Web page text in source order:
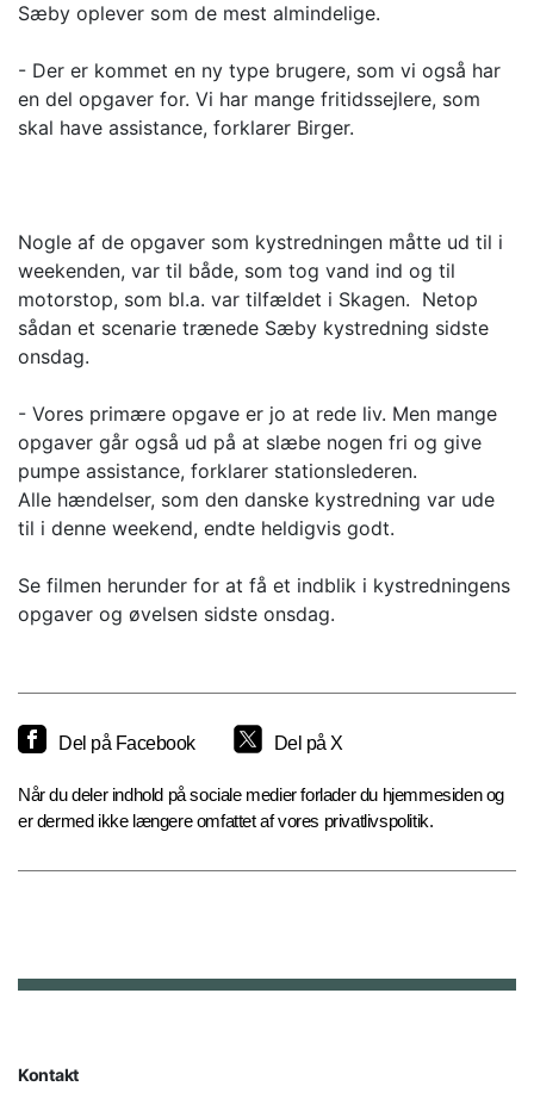
Sæby oplever som de mest almindelige.
- Der er kommet en ny type brugere, som vi også har
en del opgaver for. Vi har mange fritidssejlere, som
skal have assistance, forklarer Birger.
Nogle af de opgaver som kystredningen måtte ud til i
weekenden, var til både, som tog vand ind og til
motorstop, som bl.a. var tilfældet i Skagen. Netop
sådan et scenarie trænede Sæby kystredning sidste
onsdag.
- Vores primære opgave er jo at rede liv. Men mange
opgaver går også ud på at slæbe nogen fri og give
pumpe assistance, forklarer stationslederen.
Alle hændelser, som den danske kystredning var ude
til i denne weekend, endte heldigvis godt.
Se filmen herunder for at få et indblik i kystredningens
opgaver og øvelsen sidste onsdag.
Del på Facebook Del på X
Når du deler indhold på sociale medier forlader du hjemmesiden og
er dermed ikke længere omfattet af vores privatlivspolitik.
Kontakt